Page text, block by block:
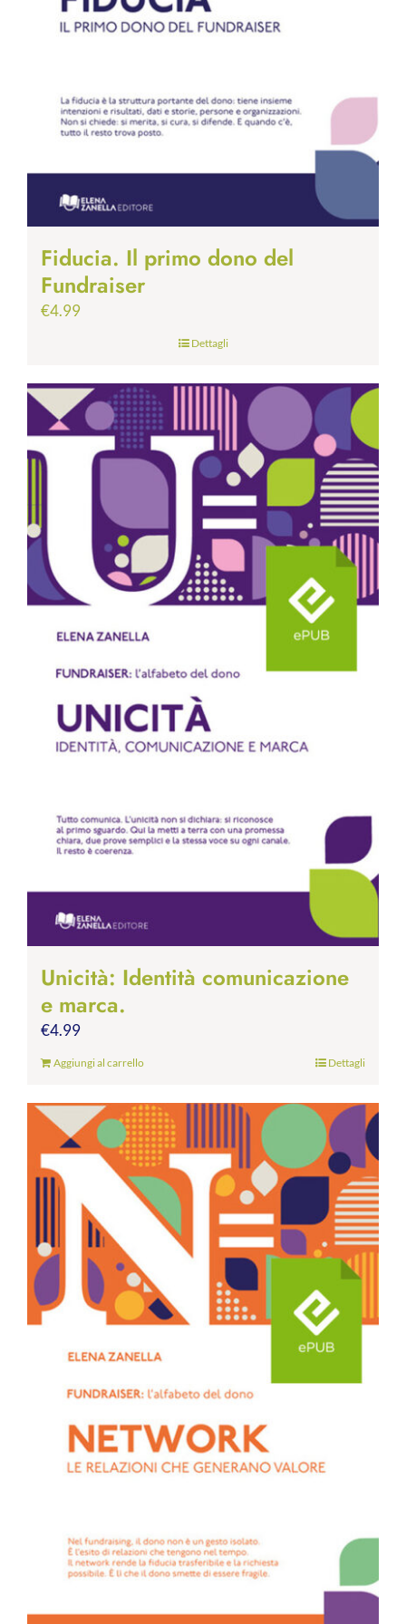
Fiducia. Il primo dono del
Fundraiser
€4.99
Dettagli
Unicità: Identità comunicazione
e marca.
€4.99
Aggiungi al carrello Dettagli